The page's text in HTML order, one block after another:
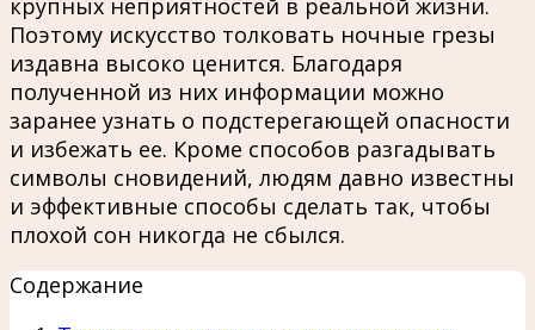
крупных неприятностей в реальной жизни.
Поэтому искусство толковать ночные грезы
издавна высоко ценится. Благодаря
полученной из них информации можно
заранее узнать о подстерегающей опасности
и избежать ее. Кроме способов разгадывать
символы сновидений, людям давно известны
и эффективные способы сделать так, чтобы
плохой сон никогда не сбылся.
Содержание